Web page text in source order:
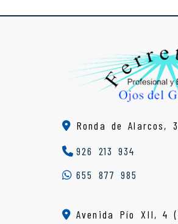
Ronda de
926 213 934
655 877 985
Avenida Pío XII, 4